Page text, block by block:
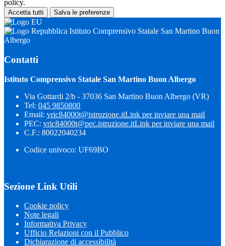
policy.
Accetta tutti Salva le preferenze
Istituto Comprensivo Statale San Martino Buon
Albergo
Contatti
Istituto Comprensivo Statale San Martino Buon Albergo
Via Gottardi 2/b - 37036 San Martino Buon Albergo (VR)
Tel: 045 9850800
Email: vric84000t@istruzione.itLink per inviare una mail
PEC: vric84000t@pec.istruzione.itLink per inviare una mail
C.F.: 80022040234
Codice univoco: UF69BO
Sezione Link Utili
Cookie policy
Note legali
Informativa Privacy
Ufficio Relazioni con il Pubblico
Dichiarazione di accessibilità